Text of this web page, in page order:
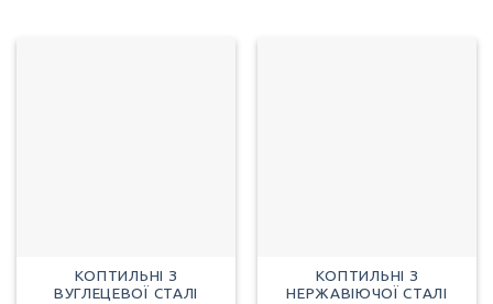
КОПТИЛЬНІ З
ВУГЛЕЦЕВОЇ СТАЛІ
КОПТИЛЬНІ З
НЕРЖАВІЮЧОЇ СТАЛІ